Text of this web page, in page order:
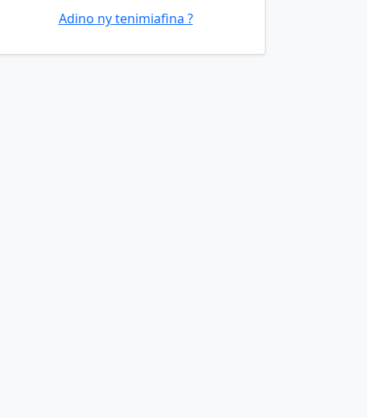
Adino ny tenimiafina ?